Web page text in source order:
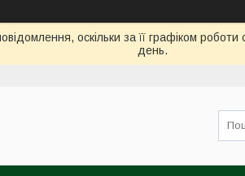
оскільки за її графіком
день.